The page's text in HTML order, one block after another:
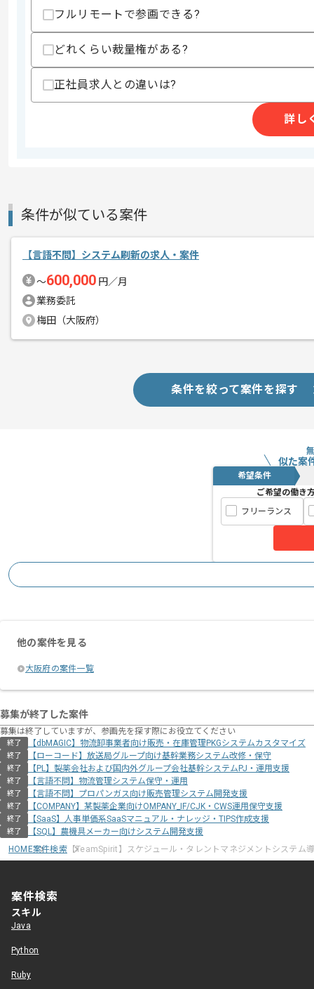
スキルに不安がある方へ
精算・お支払い
精算条件
精算基準時間
140時間〜180時間
募集人数
エージェントからのコ
メント
ぜひ一度、ご商談で雰囲気を掴んでい
フルリモートで参画できる?
どれくらい裁量権がある?
正社員求人との違いは?
詳し
条件が似ている案件
【言語不問】システム刷新の求人・案件
〜600,000 円／月
業務委託
梅田（大阪府）
条件を絞って案件を探す
似た案
希望条件
ご希望の働き
フリーランス
他の案件を見る
大阪府の案件一覧
募集が終了した案件
募集は終了していますが、参画先を探す際にお役立てください
終了 【dbMAGIC】物流卸事業者向け販売・在庫管理PKGシステムカスタマイズ
終了 【ローコード】放送局グループ向け基幹業務システム改修・保守
終了 【PL】製薬会社および国内外グループ会社基幹システムPJ・運用支援
終了 【言語不問】物流管理システム保守・運用
終了 【言語不問】プロパンガス向け販売管理システム開発支援
終了 【COMPANY】某製薬企業向けOMPANY_IF/CJK・CWS運用保守支援
終了 【SaaS】人事単価系SaaSマニュアル・ナレッジ・TIPS作成支援
終了
【SQL】農機具メーカー向けシステム開発支援
HOME案件検索【TeamSpirit】スケジュール・タレントマネジメントシステム
案件検索
スキル
Java
Python
Ruby